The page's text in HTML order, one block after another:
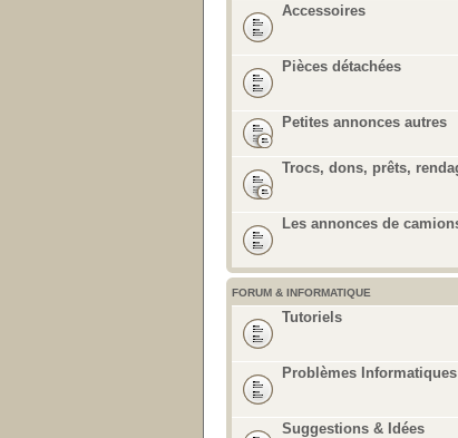
Accessoires
Pièces détachées
Petites annonces autres
Trocs, dons, prêts,
Les annonces de
FORUM & INFORMATIQUE
Tutoriels
Problèmes Informatiques
Suggestions & Idées